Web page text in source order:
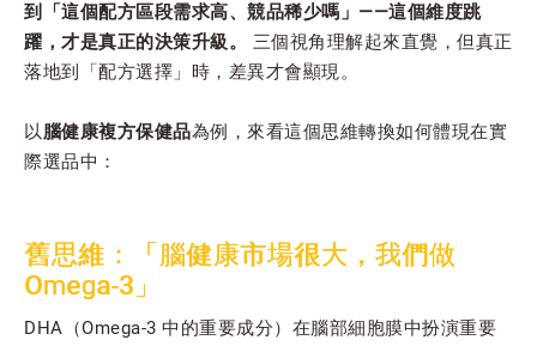
到「這個配方區段需求高、競品稀少嗎」——這個維度跳
躍，才是真正的決策升級。
三個視角理解起來直覺，但真正
落地到「配方選擇」時，差異才會顯現。
以腦健康複方保健品為例，來看這個思維轉換如何體現在實
際選品中：
舊思維：「腦健康市場很大，我們做
Omega-3」
DHA（Omega-3 中的重要成分）在腦部細胞膜中扮演重要